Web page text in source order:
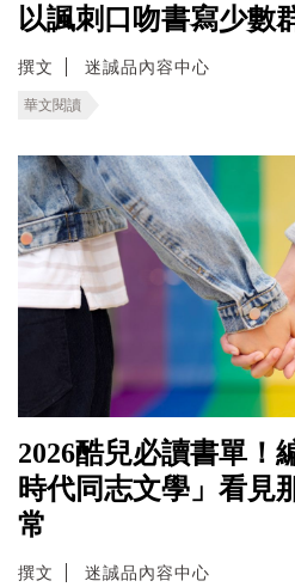
以諷刺口吻書寫少數
撰文 迷誠品內容中心
華文閱讀
2026酷兒必讀書單！
時代同志文學」看見
常
撰文 迷誠品內容中心